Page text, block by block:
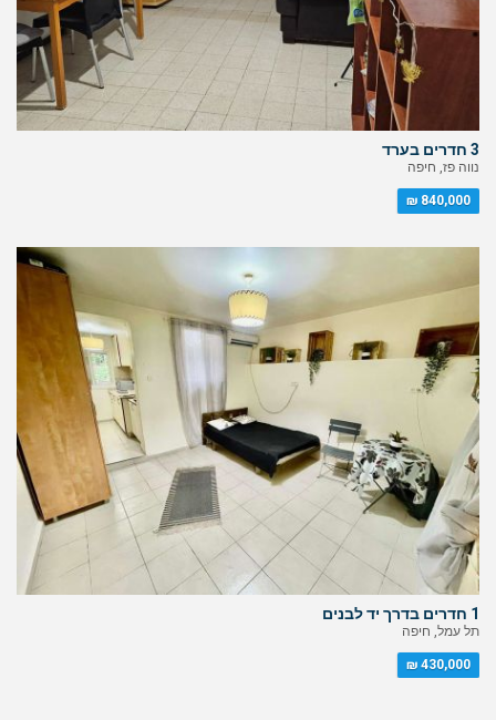
3 חדרים בערד
נווה פז, חיפה
840,000 ₪
1 חדרים בדרך יד לבנים
תל עמל, חיפה
430,000 ₪